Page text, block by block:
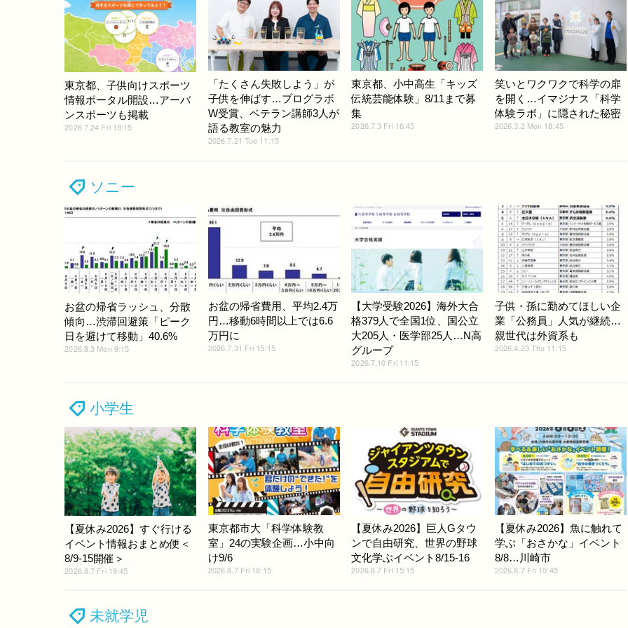
東京都、子供向けスポーツ
情報ポータル開設…アーバ
ンスポーツも掲載
2026.7.24 Fri 19:15
「たくさん失敗しよう」が
子供を伸ばす…プログラボ
W受賞、ベテラン講師3人が
語る教室の魅力
2026.7.21 Tue 11:15
東京都、小中高生「キッズ
伝統芸能体験」8/11まで募
集
2026.7.3 Fri 16:45
笑いとワクワクで科学の扉
を開く…イマジナス「科学
体験ラボ」に隠された秘密
2026.3.2 Mon 18:45
ソニー
お盆の帰省ラッシュ、分散
傾向…渋滞回避策「ピーク
日を避けて移動」40.6%
2026.8.3 Mon 9:15
お盆の帰省費用、平均2.4万
円…移動6時間以上では6.6
万円に
2026.7.31 Fri 15:15
【大学受験2026】海外大合
格379人で全国1位、国公立
大205人・医学部25人…N高
グループ
2026.7.10 Fri 11:15
子供・孫に勤めてほしい企
業「公務員」人気が継続…
親世代は外資系も
2026.4.23 Thu 11:15
小学生
【夏休み2026】すぐ行ける
イベント情報おまとめ便＜
8/9-15開催＞
2026.8.7 Fri 19:45
東京都市大「科学体験教
室」24の実験企画…小中向
け9/6
2026.8.7 Fri 18:15
【夏休み2026】巨人Gタウ
ンで自由研究、世界の野球
文化学ぶイベント8/15-16
2026.8.7 Fri 15:15
【夏休み2026】魚に触れて
学ぶ「おさかな」イベント
8/8…川崎市
2026.8.7 Fri 10:45
未就学児